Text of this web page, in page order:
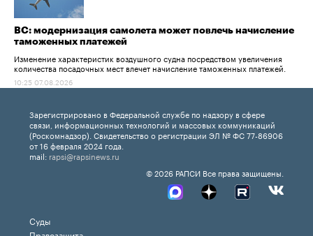
ВС: модернизация самолета может повлечь начисление
таможенных платежей
Изменение характеристик воздушного судна посредством увеличения
количества посадочных мест влечет начисление таможенных платежей.
10:25 07.08.2026
Зарегистрировано в Федеральной службе по надзору в сфере
связи, информационных технологий и массовых коммуникаций
(Роскомнадзор). Свидетельство о регистрации ЭЛ № ФС 77-86906
от 16 февраля 2024 года.
mail: rapsi@rapsinews.ru
© 2026 РАПСИ Все права защищены.
Суды